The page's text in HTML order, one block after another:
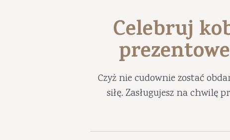
Celebruj
Czyż nie cudownie zostać
siłę. Zasługujesz na